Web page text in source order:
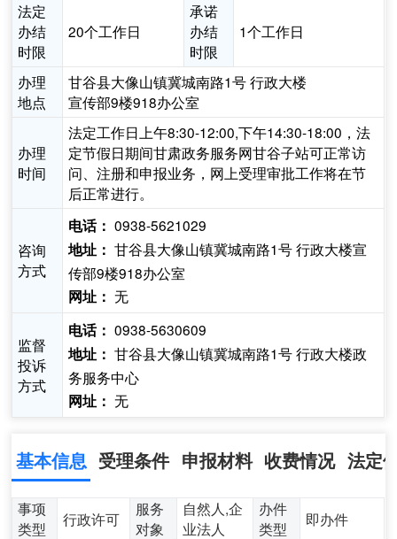
法定
办结
时限
20个工作日
承诺
办结
时限
1个工作日
办理
地点
甘谷县大像山镇冀城南路1号 行政大楼
宣传部9楼918办公室
办理
时间
法定工作日上午8:30-12:00,下午14:30-18:00，法
定节假日期间甘肃政务服务网甘谷子站可正常访
问、注册和申报业务，网上受理审批工作将在节
后正常进行。
咨询
方式
电话： 0938-5621029
地址： 甘谷县大像山镇冀城南路1号 行政大楼宣
传部9楼918办公室
网址： 无
监督
投诉
方式
电话： 0938-5630609
地址： 甘谷县大像山镇冀城南路1号 行政大楼政
务服务中心
网址： 无
基本信息 受理条件 申报材料 收费情况 法定
事项
类型
行政许可
服务
对象
自然人,企
业法人
办件
类型
即办件